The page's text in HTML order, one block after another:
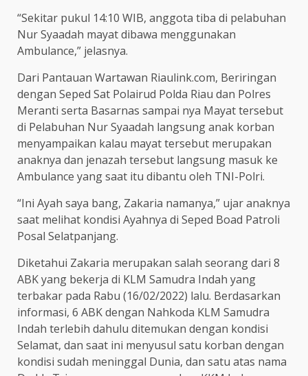
“Sekitar pukul 14:10 WIB, anggota tiba di pelabuhan
Nur Syaadah mayat dibawa menggunakan
Ambulance,” jelasnya.
Dari Pantauan Wartawan Riaulink.com, Beriringan
dengan Seped Sat Polairud Polda Riau dan Polres
Meranti serta Basarnas sampai nya Mayat tersebut
di Pelabuhan Nur Syaadah langsung anak korban
menyampaikan kalau mayat tersebut merupakan
anaknya dan jenazah tersebut langsung masuk ke
Ambulance yang saat itu dibantu oleh TNI-Polri.
“Ini Ayah saya bang, Zakaria namanya,” ujar anaknya
saat melihat kondisi Ayahnya di Seped Boad Patroli
Posal Selatpanjang.
Diketahui Zakaria merupakan salah seorang dari 8
ABK yang bekerja di KLM Samudra Indah yang
terbakar pada Rabu (16/02/2022) lalu. Berdasarkan
informasi, 6 ABK dengan Nahkoda KLM Samudra
Indah terlebih dahulu ditemukan dengan kondisi
Selamat, dan saat ini menyusul satu korban dengan
kondisi sudah meninggal Dunia, dan satu atas nama